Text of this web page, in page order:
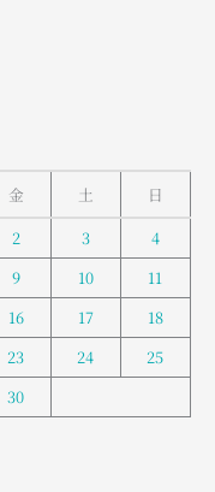
金 土
日
2 3
4
9 10
11
16 17
18
23 24
25
30